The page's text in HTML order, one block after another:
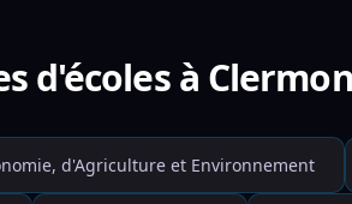
d'écoles à
d'Agriculture et Environnement